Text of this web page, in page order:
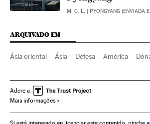
M. C. L. | PYONGYANG (ENVIADA
ARQUIVADO EM
Ásia oriental Ásia Defesa América
Departamento Defesa EUA
Segurança nacional
Câmara Representantes Estados Unidos
Adere a
Mais informações